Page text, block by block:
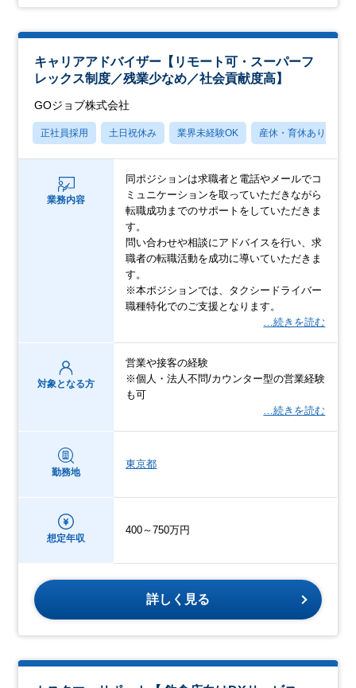
キャリアアドバイザー【リモート可・スーパーフ
レックス制度／残業少なめ／社会貢献度高】
GOジョブ株式会社
正社員採用 土日祝休み 業界未経験OK 産休・育休あり
業務内容
同ポジションは求職者と電話やメールでコ
ミュニケーションを取っていただきながら
転職成功までのサポートをしていただきま
す。
問い合わせや相談にアドバイスを行い、求
職者の転職活動を成功に導いていただきま
す。
※本ポジションでは、タクシードライバー
職種特化でのご支援となります。
…続きを読む
対象となる方
営業や接客の経験
※個人・法人不問/カウンター型の営業経験
も可
…続きを読む
勤務地
東京都
想定年収
400～750万円
詳しく見る